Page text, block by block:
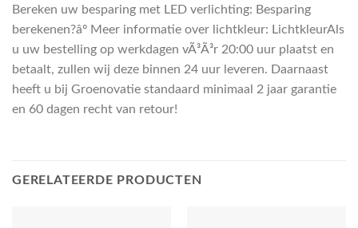
Bereken uw besparing met LED verlichting: Besparing
berekenen?âº Meer informatie over lichtkleur: LichtkleurAls
u uw bestelling op werkdagen vÃ³Ã³r 20:00 uur plaatst en
betaalt, zullen wij deze binnen 24 uur leveren. Daarnaast
heeft u bij Groenovatie standaard minimaal 2 jaar garantie
en 60 dagen recht van retour!
GERELATEERDE PRODUCTEN